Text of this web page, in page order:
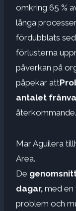
omkring 65 %
långa
fördubblats
förlusterna
påverkan på
påpekar att
antalet
återkommande.
Mar Aguilera
Area.
De
dagar, med en
problem och